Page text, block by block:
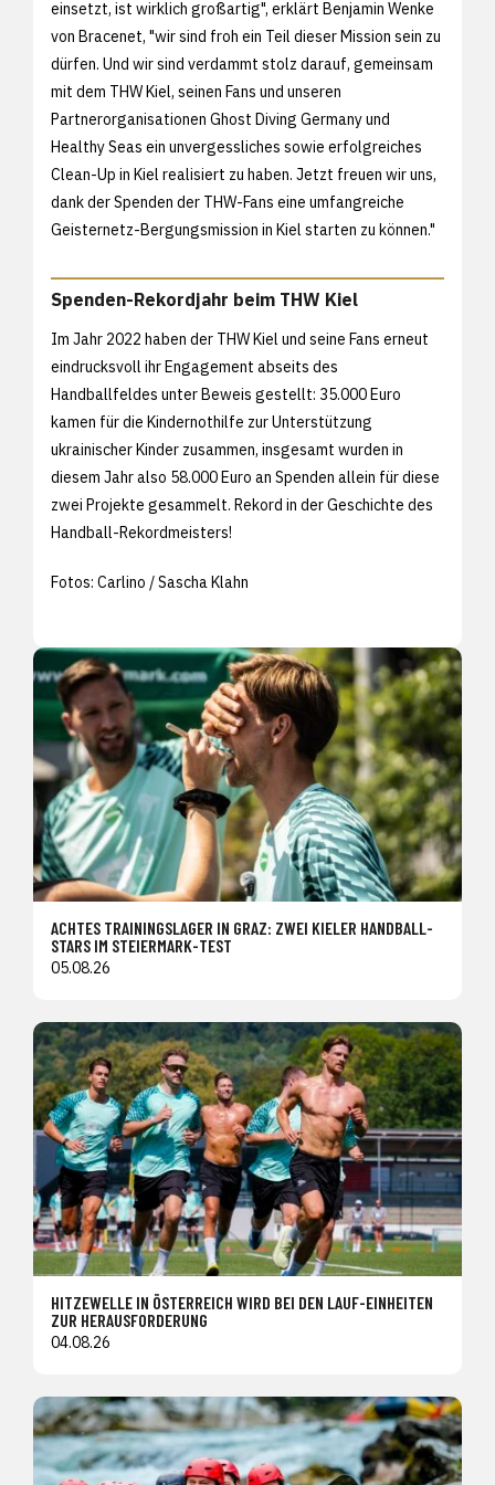
einsetzt, ist wirklich großartig", erklärt Benjamin Wenke
von Bracenet, "wir sind froh ein Teil dieser Mission sein zu
dürfen. Und wir sind verdammt stolz darauf, gemeinsam
mit dem THW Kiel, seinen Fans und unseren
Partnerorganisationen Ghost Diving Germany und
Healthy Seas ein unvergessliches sowie erfolgreiches
Clean-Up in Kiel realisiert zu haben. Jetzt freuen wir uns,
dank der Spenden der THW-Fans eine umfangreiche
Geisternetz-Bergungsmission in Kiel starten zu können."
Spenden-Rekordjahr beim THW Kiel
Im Jahr 2022 haben der THW Kiel und seine Fans erneut
eindrucksvoll ihr Engagement abseits des
Handballfeldes unter Beweis gestellt: 35.000 Euro
kamen für die Kindernothilfe zur Unterstützung
ukrainischer Kinder zusammen, insgesamt wurden in
diesem Jahr also 58.000 Euro an Spenden allein für diese
zwei Projekte gesammelt. Rekord in der Geschichte des
Handball-Rekordmeisters!
Fotos: Carlino / Sascha Klahn
ACHTES TRAININGSLAGER IN GRAZ: ZWEI KIELER HANDBALL-
STARS IM STEIERMARK-TEST
05.08.26
HITZEWELLE IN ÖSTERREICH WIRD BEI DEN LAUF-EINHEITEN
ZUR HERAUSFORDERUNG
04.08.26